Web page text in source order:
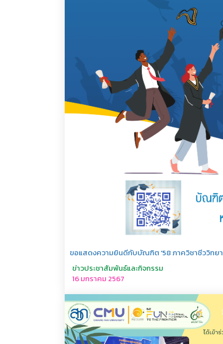
ขอแสดงความยินดีกับบัณฑิต '58 ภาควิชาชีววิทยา
ข่าวประชาสัมพันธ์และกิจกรรม
16 มกราคม 2567